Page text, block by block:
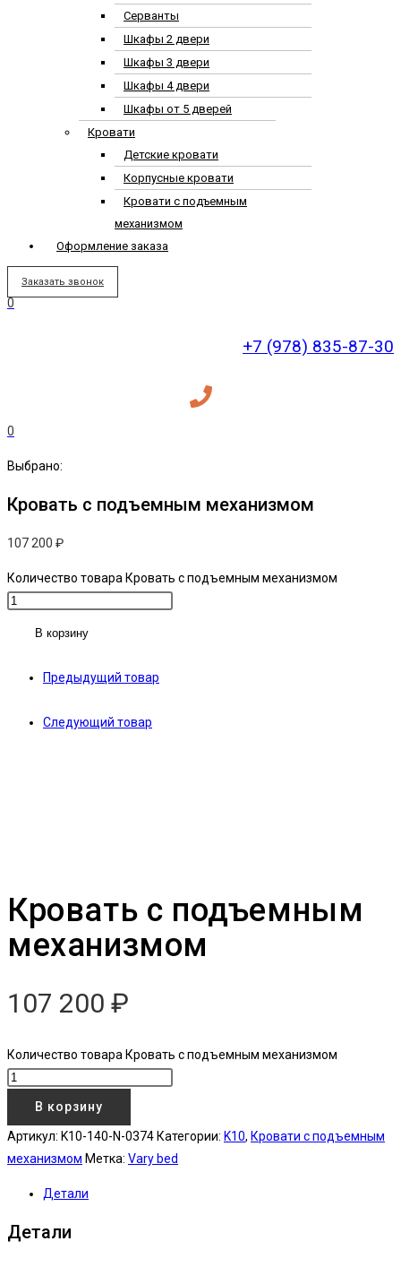
Серванты
Шкафы 2 двери
Шкафы 3 двери
Шкафы 4 двери
Шкафы от 5 дверей
Кровати
Детские кровати
Корпусные кровати
Кровати с подъемным
механизмом
Оформление заказа
Заказать звонок
0
+7 (978) 835-87-30
0
Выбрано:
Кровать с подъемным механизмом
107 200 ₽
Количество товара Кровать с подъемным механизмом
В корзину
Предыдущий товар
Следующий товар
Кровать с подъемным
механизмом
107 200 ₽
Количество товара Кровать с подъемным механизмом
В корзину
Артикул: K10-140-N-0374 Категории: K10, Кровати с подъемным
механизмом Метка: Vary bed
Детали
Детали